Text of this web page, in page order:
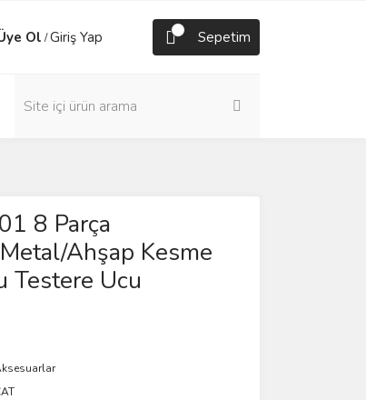
Ol /Giriş Yap Sepetim
8 Parça
Ahşap Kesme
Testere Ucu